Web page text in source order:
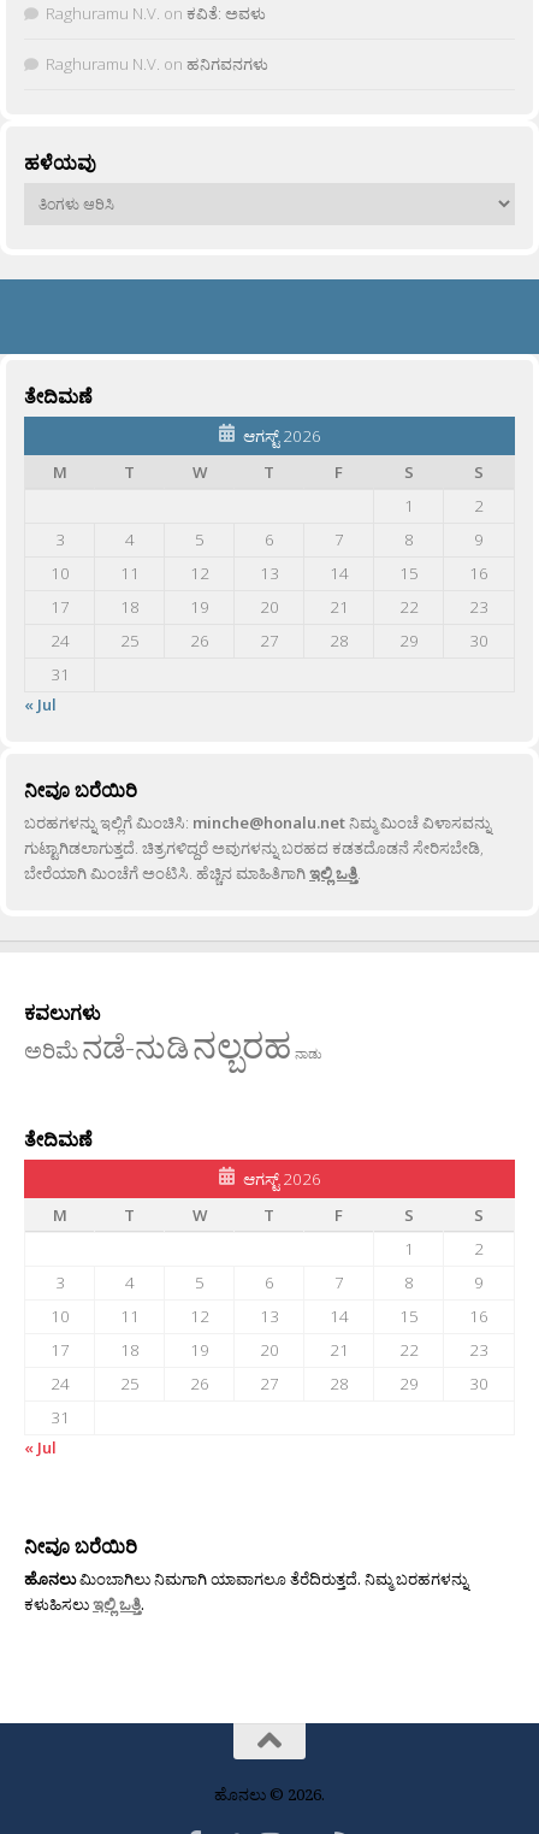
Raghuramu N.V. on ಕವಿತೆ: ಅವಳು
Raghuramu N.V. on ಹನಿಗವನಗಳು
ಹಳೆಯವು
ಹಳೆಯವು
ತೇದಿಮಣೆ
ಆಗಸ್ಟ್ 2026
M
T W T F S
S
1
2
3
4 5 6 7 8
9
10
11 12 13 14 15
16
17
18 19 20 21 22
23
24
25 26 27 28 29
30
31
« Jul
ನೀವೂ ಬರೆಯಿರಿ
ಬರಹಗಳನ್ನು ಇಲ್ಲಿಗೆ ಮಿಂಚಿಸಿ: minche@honalu.netನಿಮ್ಮ ಮಿಂಚೆ ವಿಳಾಸವನ್ನು
ಗುಟ್ಟಾಗಿಡಲಾಗುತ್ತದೆ. ಚಿತ್ರಗಳಿದ್ದರೆ ಅವುಗಳನ್ನು ಬರಹದ ಕಡತದೊಡನೆ ಸೇರಿಸಬೇಡಿ,
ಬೇರೆಯಾಗಿ ಮಿಂಚೆಗೆ ಅಂಟಿಸಿ. ಹೆಚ್ಚಿನ ಮಾಹಿತಿಗಾಗಿಇಲ್ಲಿ ಒತ್ತಿ.
ಕವಲುಗಳು
ಅರಿಮೆನಡೆ-ನುಡಿನಲ್ಬರಹ ನಾಡು
ತೇದಿಮಣೆ
ಆಗಸ್ಟ್ 2026
M
T W T F S
S
1
2
3
4 5 6 7 8
9
10
11 12 13 14 15
16
17
18 19 20 21 22
23
24
25 26 27 28 29
30
31
« Jul
ನೀವೂ ಬರೆಯಿರಿ
ಹೊನಲುಮಿಂಬಾಗಿಲು ನಿಮಗಾಗಿ ಯಾವಾಗಲೂ ತೆರೆದಿರುತ್ತದೆ. ನಿಮ್ಮ ಬರಹಗಳನ್ನು
ಕಳುಹಿಸಲುಇಲ್ಲಿ ಒತ್ತಿ.
ಹೊನಲು © 2026.